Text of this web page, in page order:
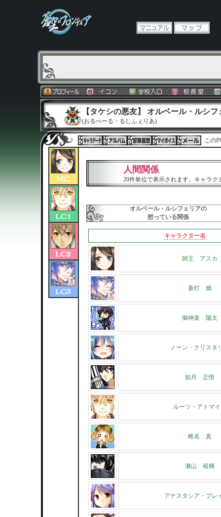
【タケシの悪友】 オルベール・ルシフ
(おるべーる・るしふぇりあ)
この
人間関係
20件単位で表示されます。キャラ
オルベール・ルシフェリアの
想っている関係
キャラクター名
師王 アスカ
蒼灯 鴉
御神楽 陽太
ノーン・クリスタ
如月 正悟
ルーツ・アトマ
椎名 真
瀬山 裕輝
アナスタシア・ブレ